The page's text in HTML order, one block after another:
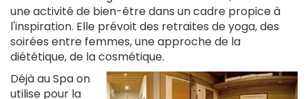
une activité de bien-être dans un cadre propice à
l'inspiration. Elle prévoit des retraites de yoga, des
soirées entre femmes, une approche de la
diététique, de la cosmétique.
Déjà au Spa on
utilise pour la